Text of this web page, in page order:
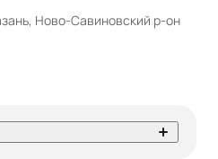
Ново-Савиновский р-он